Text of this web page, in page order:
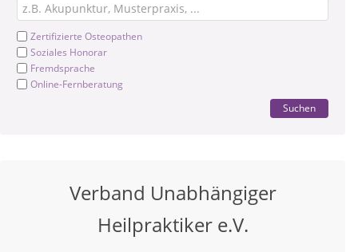
Zertifizierte Osteopathen
Soziales Honorar
Fremdsprache
Online-Fernberatung
Suchen
Verband Unabhängiger
Heilpraktiker e.V.